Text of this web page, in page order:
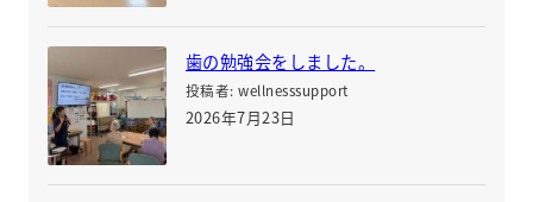
歯の勉強会をしました。
投稿者: wellnesssupport
2026年7月23日